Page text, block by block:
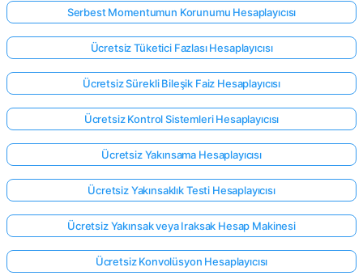
Serbest Momentumun Korunumu Hesaplayıcısı
Ücretsiz Tüketici Fazlası Hesaplayıcısı
Ücretsiz Sürekli Bileşik Faiz Hesaplayıcısı
Ücretsiz Kontrol Sistemleri Hesaplayıcısı
Ücretsiz Yakınsama Hesaplayıcısı
Ücretsiz Yakınsaklık Testi Hesaplayıcısı
Ücretsiz Yakınsak veya Iraksak Hesap Makinesi
Ücretsiz Konvolüsyon Hesaplayıcısı